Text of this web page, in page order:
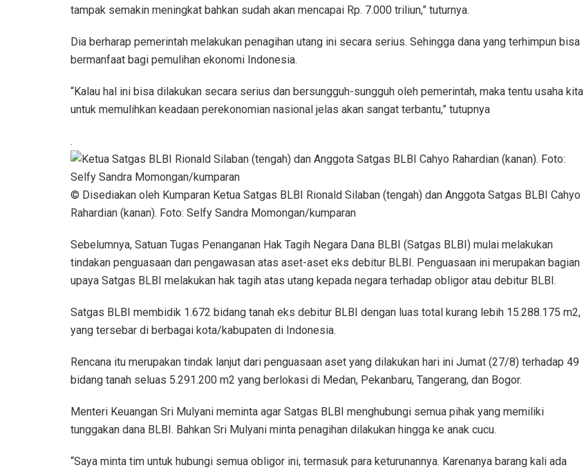
tampak semakin meningkat bahkan sudah akan mencapai Rp. 7.000 triliun,” tuturnya.
Dia berharap pemerintah melakukan penagihan utang ini secara serius. Sehingga dana yang terhimpun bisa
bermanfaat bagi pemulihan ekonomi Indonesia.
“Kalau hal ini bisa dilakukan secara serius dan bersungguh-sungguh oleh pemerintah, maka tentu usaha kita
untuk memulihkan keadaan perekonomian nasional jelas akan sangat terbantu,” tutupnya
.
© Disediakan oleh Kumparan Ketua Satgas BLBI Rionald Silaban (tengah) dan Anggota Satgas BLBI Cahyo
Rahardian (kanan). Foto: Selfy Sandra Momongan/kumparan
Sebelumnya, Satuan Tugas Penanganan Hak Tagih Negara Dana BLBI (Satgas BLBI) mulai melakukan
tindakan penguasaan dan pengawasan atas aset-aset eks debitur BLBI. Penguasaan ini merupakan bagian
upaya Satgas BLBI melakukan hak tagih atas utang kepada negara terhadap obligor atau debitur BLBI.
Satgas BLBI membidik 1.672 bidang tanah eks debitur BLBI dengan luas total kurang lebih 15.288.175 m2,
yang tersebar di berbagai kota/kabupaten di Indonesia.
Rencana itu merupakan tindak lanjut dari penguasaan aset yang dilakukan hari ini Jumat (27/8) terhadap 49
bidang tanah seluas 5.291.200 m2 yang berlokasi di Medan, Pekanbaru, Tangerang, dan Bogor.
Menteri Keuangan Sri Mulyani meminta agar Satgas BLBI menghubungi semua pihak yang memiliki
tunggakan dana BLBI. Bahkan Sri Mulyani minta penagihan dilakukan hingga ke anak cucu.
“Saya minta tim untuk hubungi semua obligor ini, termasuk para keturunannya. Karenanya barang kali ada